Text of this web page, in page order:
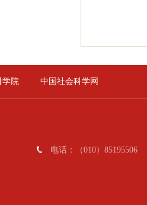
学院 中国社会科学网
电话：（010）85195506